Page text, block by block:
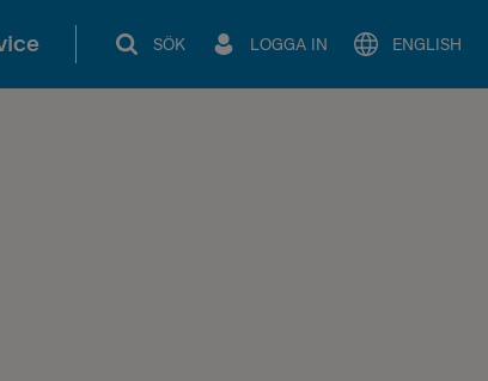
SÖK LOGGA IN ENGLISH